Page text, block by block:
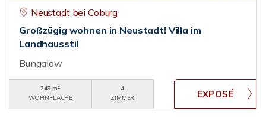
Neustadt bei Coburg
Großzügig wohnen in Neustadt! Villa im
Landhausstil
Bungalow
245 m²
WOHNFLÄCHE
4
ZIMMER